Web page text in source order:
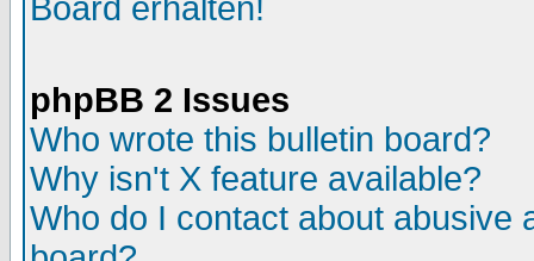
Board erhalten!
phpBB 2 Issues
Who wrote this bulletin board?
Why isn't X feature available?
Who do I contact about abusive